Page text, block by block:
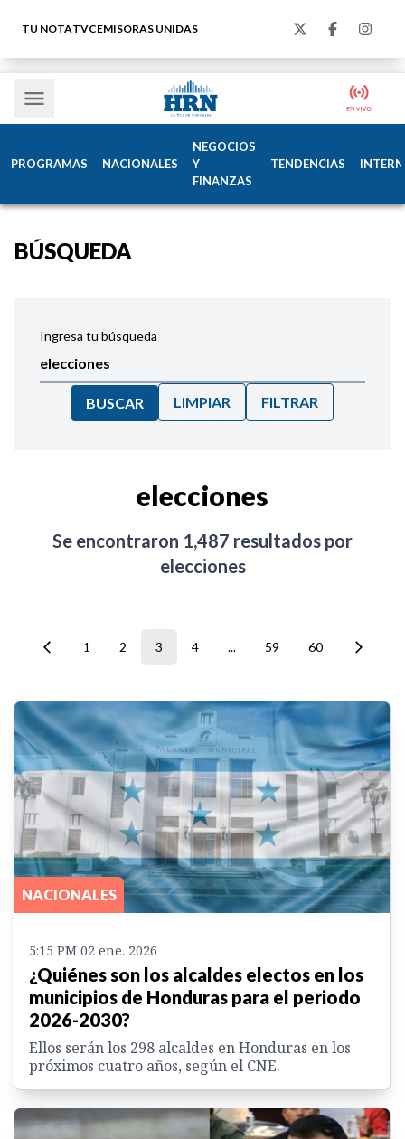
TU NOTATVCEMISORAS UNIDAS
PROGRAMAS NACIONALES
NEGOCIOS
Y
FINANZAS
TENDENCIAS
BÚSQUEDA
Ingresa tu búsqueda
BUSCAR LIMPIAR FILTRAR
elecciones
Se encontraron 1,487 resultados por
elecciones
1 2 3 4 ... 59 60
NACIONALES
5:15 PM 02 ene. 2026
¿Quiénes son los alcaldes electos en los
municipios de Honduras para el periodo
2026-2030?
Ellos serán los 298 alcaldes en Honduras en los
próximos cuatro años, según el CNE.